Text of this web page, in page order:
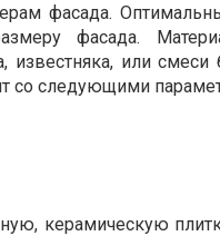
фасада.
фасада.
известняка, или
со следующими
керамическую